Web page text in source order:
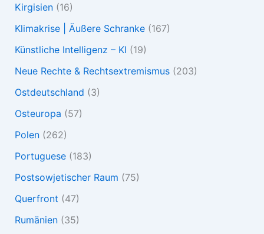
Kirgisien(16)
Klimakrise | Äußere Schranke(167)
Künstliche Intelligenz – KI (19)
Neue Rechte & Rechtsextremismus(203)
Ostdeutschland (3)
Osteuropa (57)
Polen(262)
Portuguese(183)
Postsowjetischer Raum (75)
Querfront (47)
Rumänien(35)